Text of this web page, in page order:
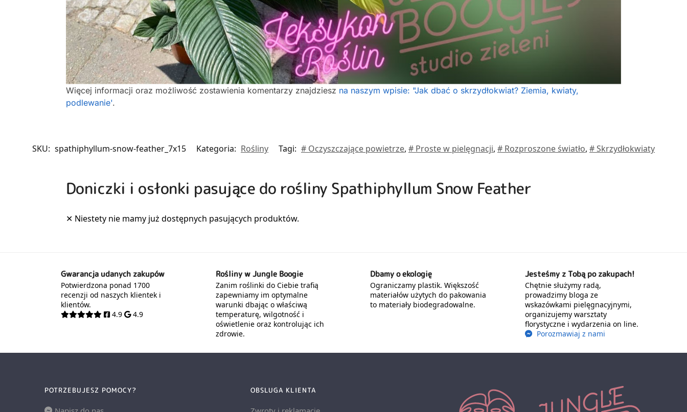
Więcej informacji oraz możliwość zostawienia komentarzy znajdziesz na naszym wpisie: "Jak dbać o skrzydłokwiat? Ziemia, kwiaty,
podlewanie'.
SKU: spathiphyllum-snow-feather_7x15 Kategoria: Rośliny Tagi: # Oczyszczające powietrze, # Proste w pielęgnacji, # Rozproszone światło, # Skrzydłokwiaty
Doniczki i osłonki pasujące do rośliny Spathiphyllum Snow Feather
Gwarancja udanych zakupów
Potwierdzona ponad 1700
recenzji od naszych klientek i
klientów.
4.9
4.9
Rośliny w Jungle Boogie
Zanim roślinki do Ciebie trafią
zapewniamy im optymalne
warunki dbając o właściwą
temperaturę, wilgotność i
oświetlenie oraz kontrolując ich
zdrowie.
Dbamy o ekologię
Ograniczamy plastik. Większość
materiałów użytych do pakowania
to materiały biodegradowalne.
Jesteśmy z Tobą po zakupach!
Chętnie służymy radą,
prowadzimy bloga ze
wskazówkami pielęgnacyjnymi,
organizujemy warsztaty
florystyczne i wydarzenia on line.
Porozmawiaj z nami
POTRZEBUJESZ POMOCY? OBSLUGA KLIENTA